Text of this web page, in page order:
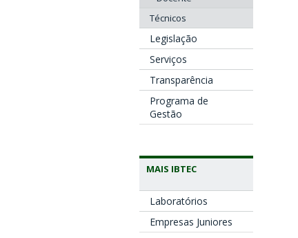
Técnicos
Legislação
Serviços
Transparência
Programa de
Gestão
MAIS IBTEC
Laboratórios
Empresas Juniores